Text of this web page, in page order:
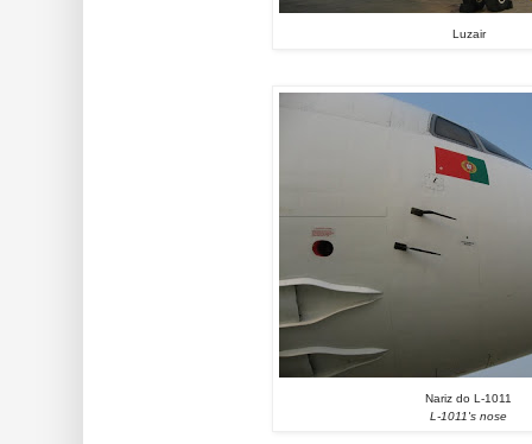
Luzair
Nariz do L-1011
L-1011's nose